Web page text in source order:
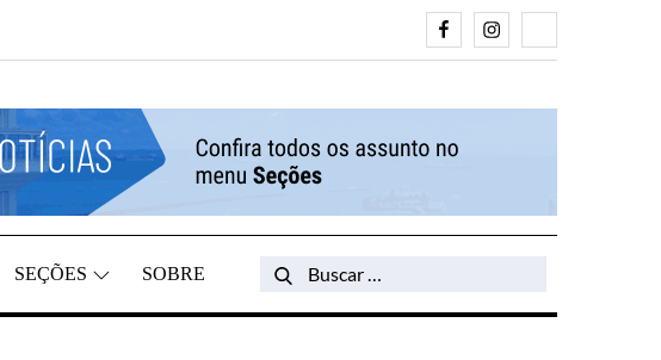
FacebookInstagram
SEÇÕES SOBRE
Search
Search